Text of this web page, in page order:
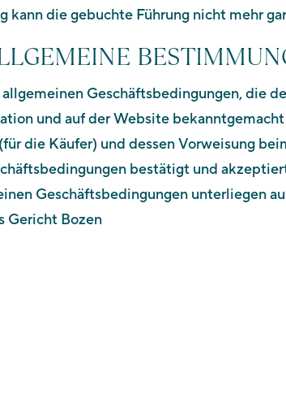
kann die gebuchte Führung nicht mehr
Geschäftsbedingungen, die
und auf der Website
die Käufer) und dessen Vorweisung
bestätigt und
Geschäftsbedingungen unterliegen
Gericht Bozen